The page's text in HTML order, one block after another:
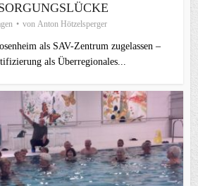
von Anton Hötzelsperger
als SAV-Zentrum zugelassen –
als Überregionales...